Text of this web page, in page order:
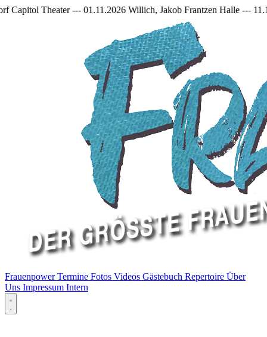
Willich, Jakob Frantzen Halle --- 11.12.2026
FrauenpowerTermine Fotos Videos Gästebuch Repertoire Über
Uns Impressum Intern
Menü öffnen